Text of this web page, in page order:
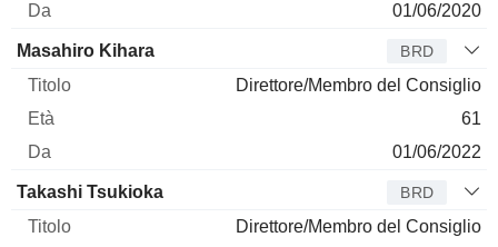
01/06/2020
Masahiro Kihara BRD
Direttore/Membro del Consiglio
61
01/06/2022
Takashi Tsukioka BRD
Direttore/Membro del Consiglio